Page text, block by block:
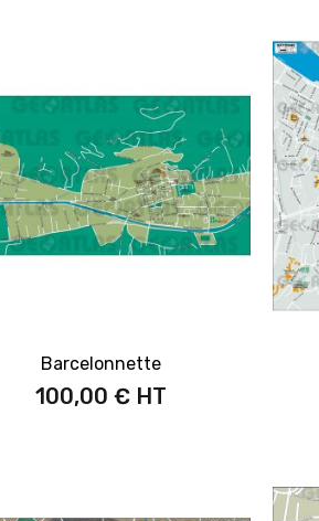
Barcelonnette
100,00 €